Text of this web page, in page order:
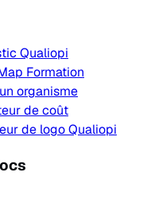
Qualiopi
Formation
organisme
de coût
de logo Qualiopi